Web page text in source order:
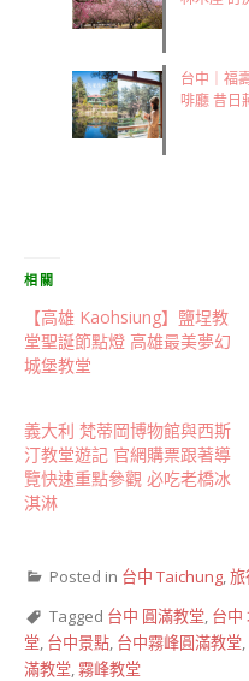
台中｜福
啡廳 昔日
相關
【高雄 Kaohsiung】鹽埕教
堂聖誕節點燈 高雄最美夢幻
城堡教堂
義大利 梵蒂岡博物館與西斯
汀教堂遊記 官網購票跟著導
覽快速重點參觀 必吃老橋冰
淇淋
Posted in 台中 Taichung,
Tagged 台中 圓滿教堂, 台中
堂, 台中景點, 台中霧峰圓滿教堂,
滿教堂,霧峰教堂